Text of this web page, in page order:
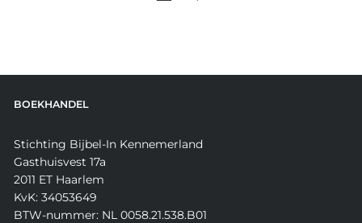
BOEKHANDEL
Stichting Bijbel-In Kennemerland
Gasthuisvest 17a
2011 ET Haarlem
KvK: 34053649
BTW-nummer: NL 0058.21.538.B01